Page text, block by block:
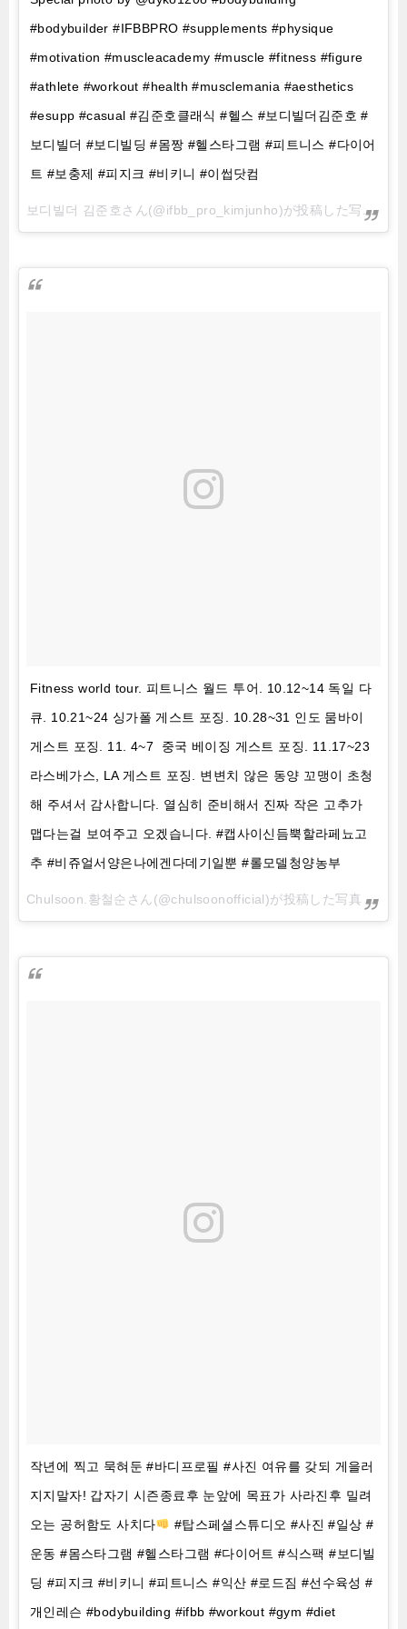
#bodybuilder #IFBBPRO #supplements #physique
#motivation #muscleacademy #muscle #fitness #figure
#athlete #workout #health #musclemania #aesthetics
#esupp #casual #김준호클래식 #헬스 #보디빌더김준호 #
보디빌더 #보디빌딩 #몸짱 #헬스타그램 #피트니스 #다이어
트 #보충제 #피지크 #비키니 #이썹닷컴
보디빌더 김준호さん(@ifbb_pro_kimjunho)が投稿した写真 –
Fitness world tour. 피트니스 월드 투어. 10.12~14 독일 다
큐. 10.21~24 싱가폴 게스트 포징. 10.28~31 인도 뭄바이
게스트 포징. 11. 4~7 중국 베이징 게스트 포징. 11.17~23
라스베가스, LA 게스트 포징. 변변치 않은 동양 꼬맹이 초청
해 주셔서 감사합니다. 열심히 준비해서 진짜 작은 고추가
맵다는걸 보여주고 오겠습니다. #캡사이신듬뿍할라페뇨고
추 #비쥬얼서양은나에겐다데기일뿐 #롤모델청양농부
Chulsoon.황철순さん(@chulsoonofficial)が投稿した写真 –
작년에 찍고 묵혀둔 #바디프로필 #사진 여유를 갖되 게을러
지지말자! 갑자기 시즌종료후 눈앞에 목표가 사라진후 밀려
오는 공허함도 사치다
#탑스페셜스튜디오 #사진 #일상 #
운동 #몸스타그램 #헬스타그램 #다이어트 #식스팩 #보디빌
딩 #피지크 #비키니 #피트니스 #익산 #로드짐 #선수육성 #
개인레슨 #bodybuilding #ifbb #workout #gym #diet